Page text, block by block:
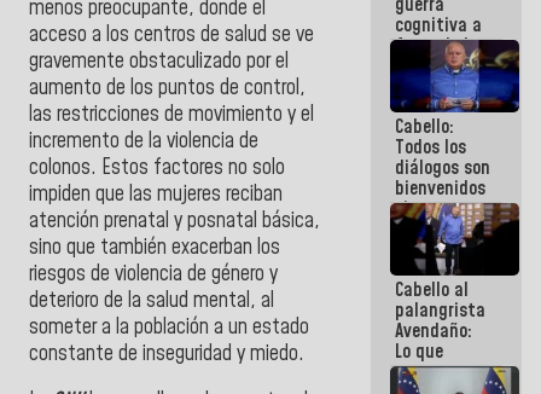
menos preocupante, donde el
acceso a los centros de salud se ve
gravemente obstaculizado por el
aumento de los puntos de control,
las restricciones de movimiento y el
incremento de la violencia de
colonos. Estos factores no solo
impiden que las mujeres reciban
atención prenatal y posnatal básica,
sino que también exacerban los
riesgos de violencia de género y
deterioro de la salud mental, al
someter a la población a un estado
constante de inseguridad y miedo.
de
Maiquetía
cognitiva a
favor de la
narrativa
hegemónica?
(1)
Cabello:
Todos los
diálogos son
bienvenidos
siempre que
estén en el
marco de la
Constitución
de la
República
Cabello al
palangrista
Avendaño:
Lo que
vayas a